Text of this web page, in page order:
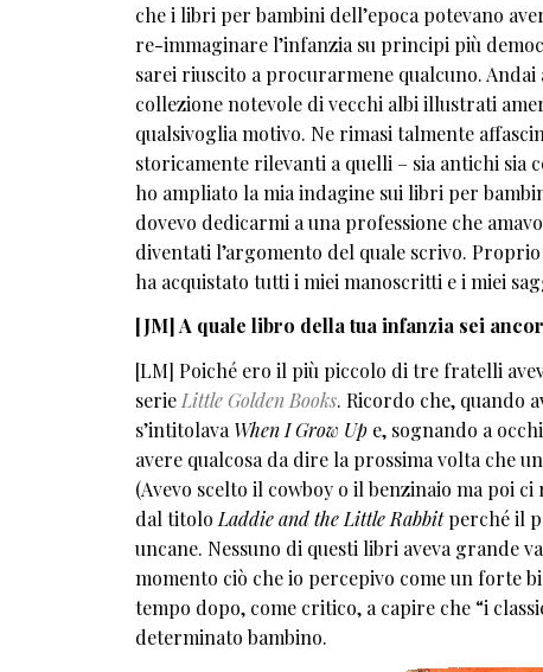
che i libri per bambini dell’epoca potevano
re-immaginare l’infanzia su principi più
sarei riuscito a procurarmene qualcuno. Andai
collezione notevole di vecchi albi illustrati
qualsivoglia motivo. Ne rimasi talmente
storicamente rilevanti a quelli – sia antichi sia
ho ampliato la mia indagine sui libri per
dovevo dedicarmi a una professione che
diventati l’argomento del quale scrivo.
ha acquistato tutti i miei manoscritti e i miei
[JM] A quale libro della tua infanzia sei
[LM] Poiché ero il più piccolo di tre fratelli
serie Little Golden Books. Ricordo che, quando
s’intitolava When I Grow Up e, sognando a
avere qualcosa da dire la prossima volta che
(Avevo scelto il cowboy o il benzinaio ma poi
dal titolo Laddie and the Little Rabbitperché il
uncane. Nessuno di questi libri aveva grande
momento ciò che io percepivo come un forte
tempo dopo, come critico, a capire che “i
determinato bambino.